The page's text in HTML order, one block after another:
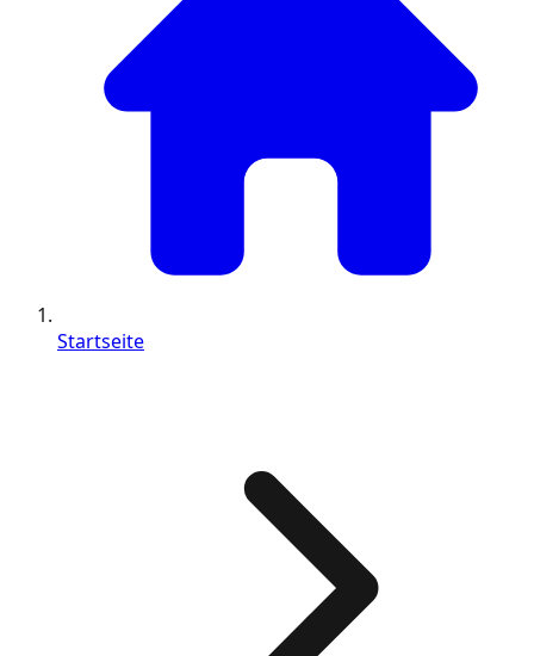
Startseite